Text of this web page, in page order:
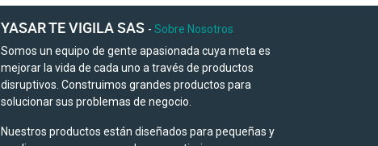
YASAR TE VIGILA SAS - Sobre Nosotros
Somos un equipo de gente apasionada cuya meta es
mejorar la vida de cada uno a través de productos
disruptivos. Construimos grandes productos para
solucionar sus problemas de negocio.
Nuestros productos están diseñados para pequeñas y